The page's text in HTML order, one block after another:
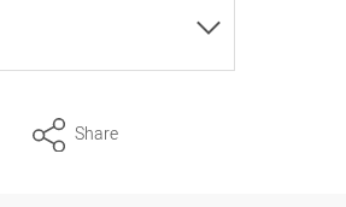
Share